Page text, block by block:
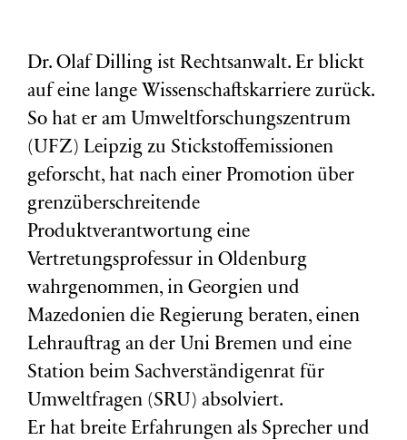
Dr. Olaf Dilling ist Rechtsanwalt. Er blickt
auf eine lange Wissenschaftskarriere zurück.
So hat er am Umweltforschungszentrum
(UFZ) Leipzig zu Stickstoffemissionen
geforscht, hat nach einer Promotion über
grenzüberschreitende
Produktverantwortung eine
Vertretungsprofessur in Oldenburg
wahrgenommen, in Georgien und
Mazedonien die Regierung beraten, einen
Lehrauftrag an der Uni Bremen und eine
Station beim Sachverständigenrat für
Umweltfragen (SRU) absolviert.
Er hat breite Erfahrungen als Sprecher und